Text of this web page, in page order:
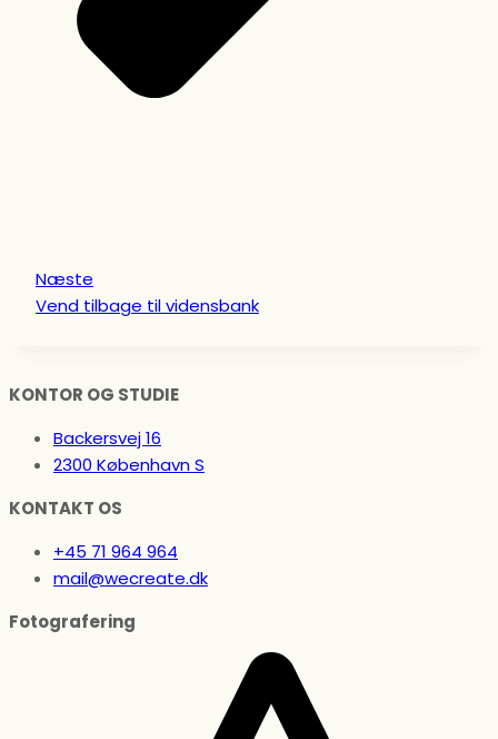
Næste
Vend tilbage til vidensbank
KONTOR OG STUDIE
Backersvej 16
2300 København S
KONTAKT OS
+45 71 964 964
mail@wecreate.dk
Fotografering